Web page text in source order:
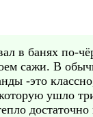
в банях по-
сажи. В
-это
ушло